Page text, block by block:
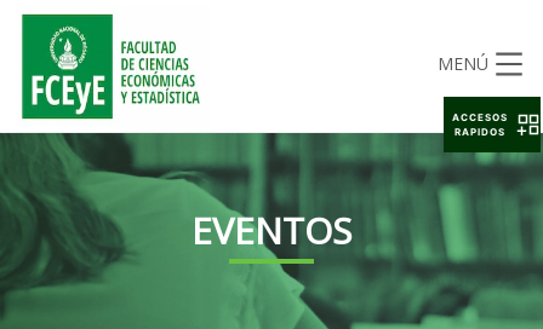
MENÚ
EVENTOS
ACCESOS
RAPIDOS